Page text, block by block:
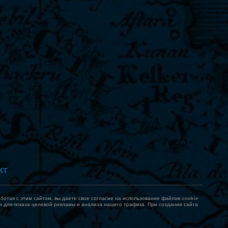
с этим сайтом, вы даете свое согласие на использование файлов cookie
для показа целевой рекламы и анализа нашего трафика. При создании сайта